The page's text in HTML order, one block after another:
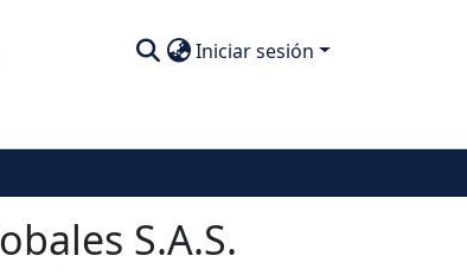
Iniciar sesión
S.A.S.